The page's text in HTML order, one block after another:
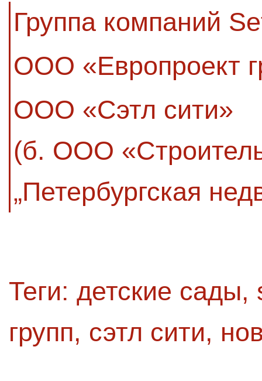
Группа компаний
ООО «Европроект
ООО «Сэтл сити»
(б. ООО
„Петербургская
Теги: детские сады,
групп, сэтл сити,